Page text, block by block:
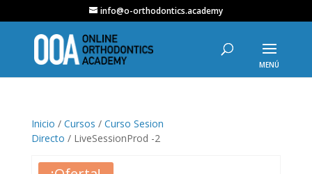
info@o-orthodontics.academy
Inicio / Cursos / Curso Sesion
Directo / LiveSessionProd -2